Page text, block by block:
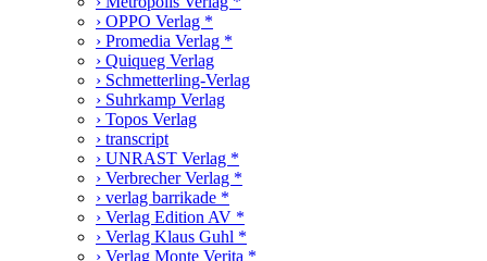
› OPPO Verlag *
› Promedia Verlag *
› Quiqueg Verlag
› Schmetterling-Verlag
› Suhrkamp Verlag
› Topos Verlag
› transcript
› UNRAST Verlag *
› Verbrecher Verlag *
› verlag barrikade *
› Verlag Edition AV *
› Verlag Klaus Guhl *
› Verlag Monte Verita *